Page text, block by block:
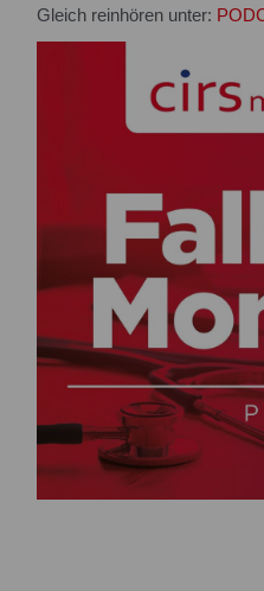
Gleich reinhören unter: